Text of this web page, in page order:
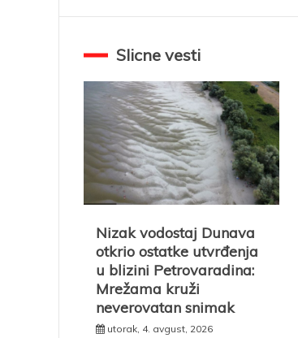
Slicne vesti
Nizak vodostaj Dunava
otkrio ostatke utvrđenja
u blizini Petrovaradina:
Mrežama kruži
neverovatan snimak
utorak, 4. avgust, 2026